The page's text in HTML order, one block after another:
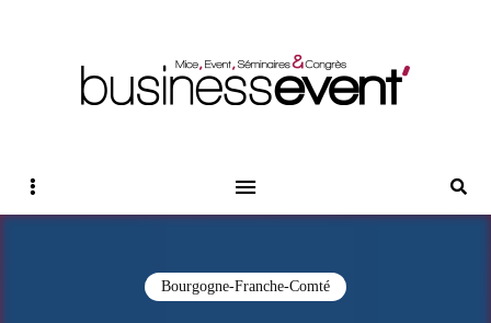
Sidebar
Bourgogne-Franche-Comté